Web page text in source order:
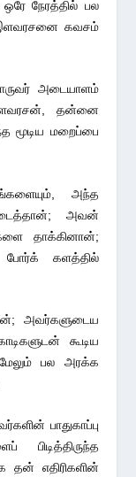
நேரத்தில் பல
கவசம்
அடையாளம்
தன்னை
மூடிய மறைப்பை
அந்த
அவன்
தாக்கினான்;
களத்தில்
அவர்களுடைய
கூடிய
பல அரக்க
பாதுகாப்பு
எதிரிகளின்